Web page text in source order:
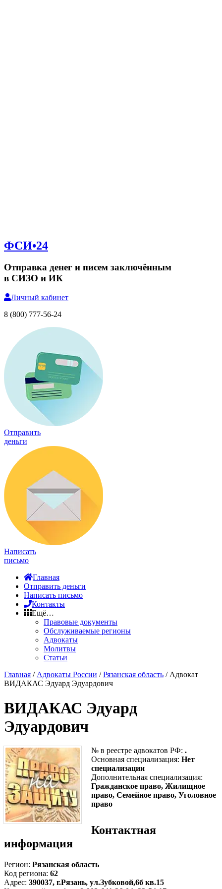
ФСИ•24
Отправка денег и писем заключённым
в СИЗО и ИК
Личный кабинет
8 (800) 777-56-24
Отправить
деньги
Написать
письмо
Главная
Отправить деньги
Написать письмо
Контакты
Ещё…
Правовые документы
Обслуживаемые регионы
Адвокаты
Молитвы
Статьи
Главная / Адвокаты России /Рязанская область / Адвокат
ВИДАКАС Эдуард Эдуардович
ВИДАКАС Эдуард
Эдуардович
№ в реестре адвокатов РФ: .
Основная специализация: Нет
специализации
Дополнительная специализация:
Гражданское право, Жилищное
право, Семейное право, Уголовное
право
Контактная
информация
Регион: Рязанская область
Код региона: 62
Адрес: 390037, г.Рязань, ул.Зубковой,6б кв.15